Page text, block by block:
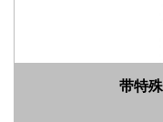
带特